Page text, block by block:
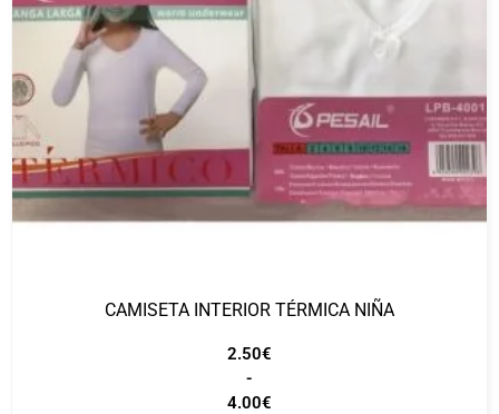
CAMISETA INTERIOR TÉRMICA NIÑA
2.50€
-
4.00€